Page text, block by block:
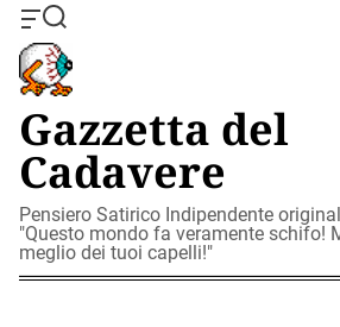
O
f
f
c
a
n
v
a
s
W
i
d
S
e
a
r
c
h
Gazzetta del
Cadavere
Pensiero Satirico Indipendente
"Questo mondo fa veramente schifo!
meglio dei tuoi capelli!"